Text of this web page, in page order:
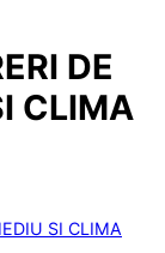
DE
CLIMA
SI CLIMA